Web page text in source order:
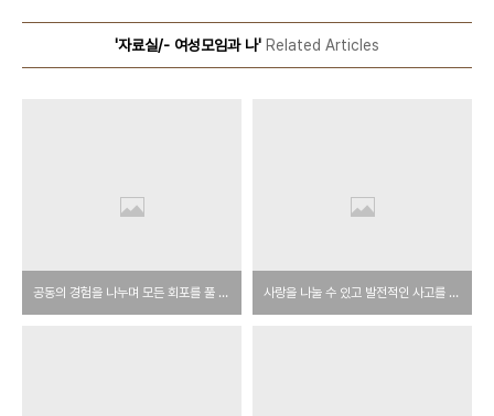
'자료실/- 여성모임과 나' Related Articles
공동의 경험을 나누며 모든 회포를 풀 수 있는 곳 -박재신- 사랑을 나눌 수 있고 발전적인 사고를 할 수 있는 광장 -오선녀-